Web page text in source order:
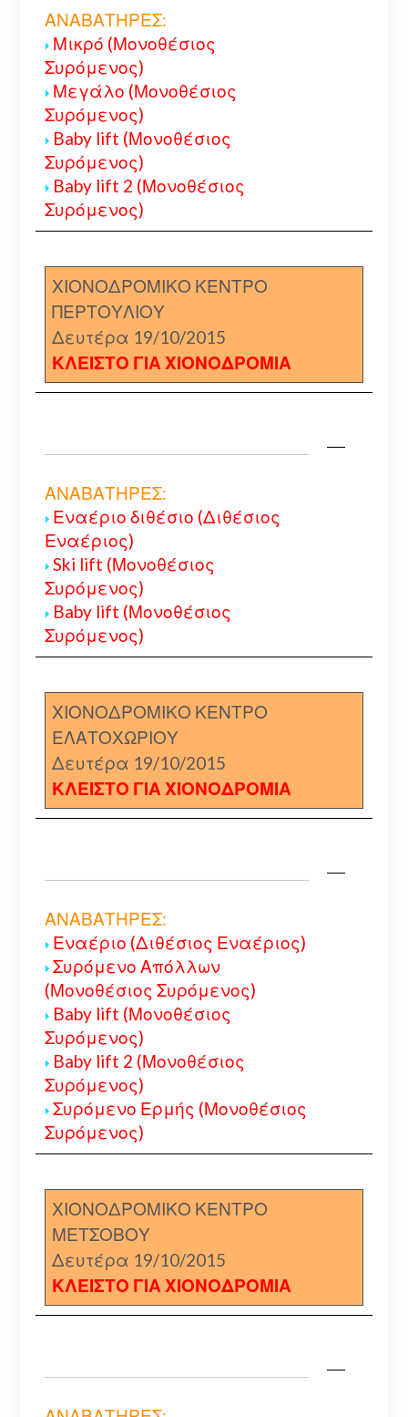
ΑΝΑΒΑΤΗΡΕΣ:
Μικρό (Μονοθέσιος
Συρόμενος)
Μεγάλο (Μονοθέσιος
Συρόμενος)
Baby lift (Μονοθέσιος
Συρόμενος)
Baby lift 2 (Μονοθέσιος
Συρόμενος)
ΧΙΟΝΟΔΡΟΜΙΚΟ ΚΕΝΤΡΟ
ΠΕΡΤΟΥΛΙΟΥ
Δευτέρα 19/10/2015
ΚΛΕΙΣΤΟ ΓΙΑ ΧΙΟΝΟΔΡΟΜΙΑ
ΑΝΑΒΑΤΗΡΕΣ:
Εναέριο διθέσιο (Διθέσιος
Εναέριος)
Ski lift (Μονοθέσιος
Συρόμενος)
Baby lift (Μονοθέσιος
Συρόμενος)
ΧΙΟΝΟΔΡΟΜΙΚΟ ΚΕΝΤΡΟ
ΕΛΑΤΟΧΩΡΙΟΥ
Δευτέρα 19/10/2015
ΚΛΕΙΣΤΟ ΓΙΑ ΧΙΟΝΟΔΡΟΜΙΑ
ΑΝΑΒΑΤΗΡΕΣ:
Εναέριο (Διθέσιος Εναέριος)
Συρόμενο Απόλλων
(Μονοθέσιος Συρόμενος)
Baby lift (Μονοθέσιος
Συρόμενος)
Baby lift 2 (Μονοθέσιος
Συρόμενος)
Συρόμενο Ερμής (Μονοθέσιος
Συρόμενος)
ΧΙΟΝΟΔΡΟΜΙΚΟ ΚΕΝΤΡΟ
ΜΕΤΣΟΒΟΥ
Δευτέρα 19/10/2015
ΚΛΕΙΣΤΟ ΓΙΑ ΧΙΟΝΟΔΡΟΜΙΑ